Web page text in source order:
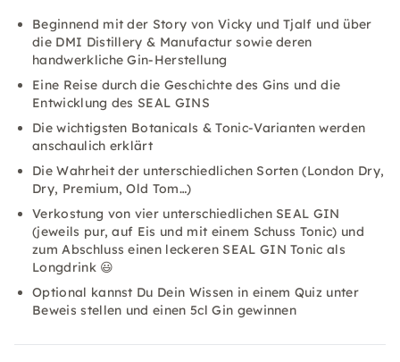
Beginnend mit der Story von Vicky und Tjalf und über
die DMI Distillery & Manufactur sowie deren
handwerkliche Gin-Herstellung
Eine Reise durch die Geschichte des Gins und die
Entwicklung des SEAL GINS
Die wichtigsten Botanicals & Tonic-Varianten werden
anschaulich erklärt
Die Wahrheit der unterschiedlichen Sorten (London Dry,
Dry, Premium, Old Tom…)
Verkostung von vier unterschiedlichen SEAL GIN
(jeweils pur, auf Eis und mit einem Schuss Tonic) und
zum Abschluss einen leckeren SEAL GIN Tonic als
Longdrink 😃
Optional kannst Du Dein Wissen in einem Quiz unter
Beweis stellen und einen 5cl Gin gewinnen